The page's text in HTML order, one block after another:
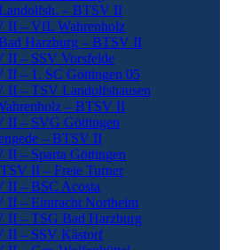
– BTSV II
II – VfL Wahrenholz
Harzburg – BTSV II
II – SSV Vorsfelde
II – 1. SC Göttingen 05
II – TSV Landolfshausen
– BTSV II
II – SVG Göttingen
– BTSV II
II – Sparta Göttingen
II – Freie Turner
II – BSC Acosta
II – Eintracht Northeim
II – TSG Bad Harzburg
II – SSV Kästorf